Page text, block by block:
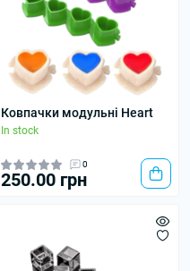
Ковпачки модульні Heart
In stock
0
250.00 грн